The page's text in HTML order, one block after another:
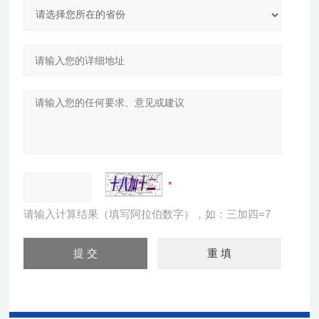
请输入计算结果（填写阿拉伯数字），如：三加四=7